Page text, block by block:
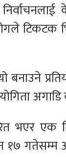
टिकटक
भएर
१७